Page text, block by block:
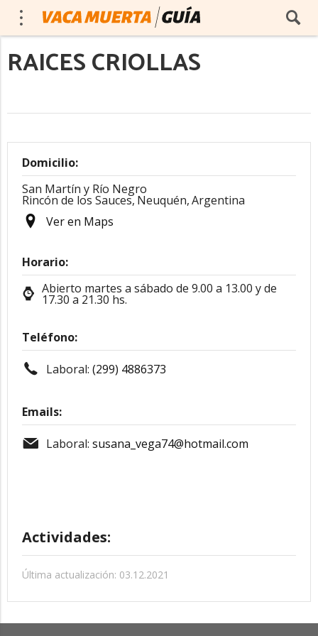
RAICES CRIOLLAS
Domicilio:
San Martín y Río Negro
Rincón de los Sauces, Neuquén,Argentina
Ver en Maps
Horario:
Abierto martes a sábado de 9.00 a 13.00 y de
17.30 a 21.30 hs.
Teléfono:
Laboral: (299) 4886373
Emails:
Laboral: susana_vega74@hotmail.com
Actividades:
Última actualización: 03.12.2021